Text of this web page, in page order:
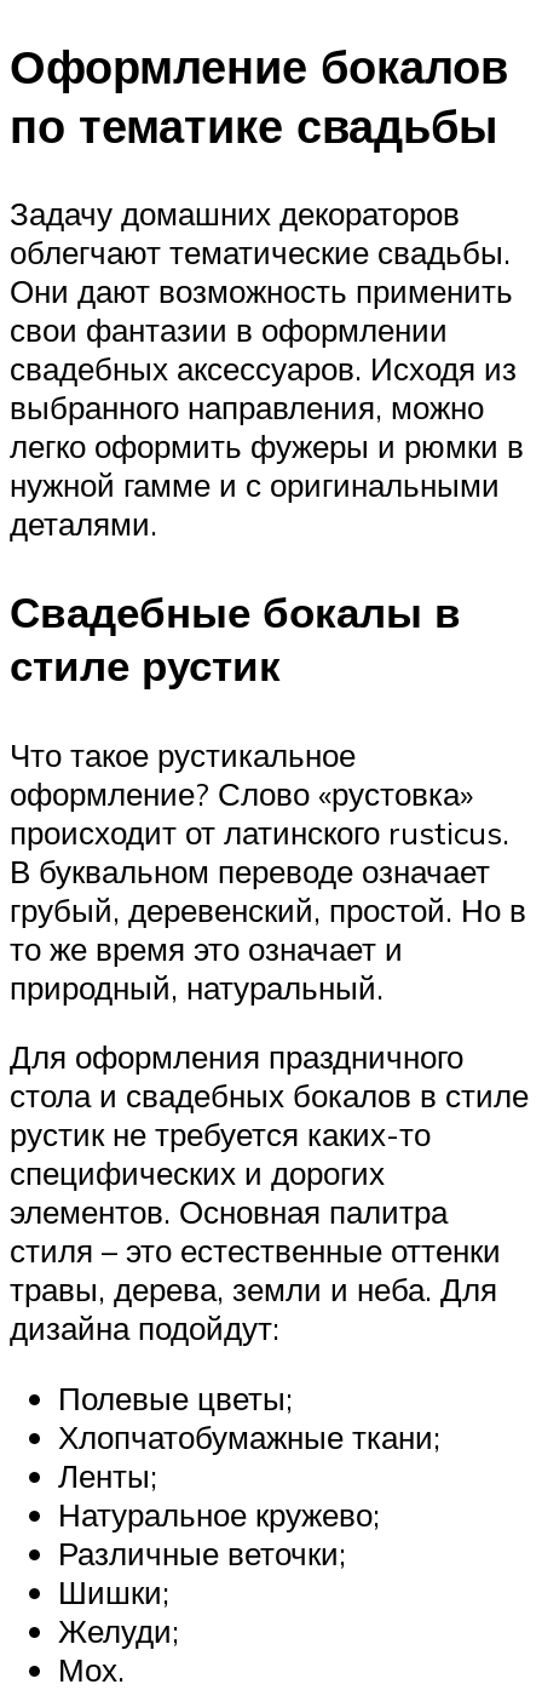
Оформление бокалов
по тематике свадьбы
Задачу домашних декораторов
облегчают тематические свадьбы.
Они дают возможность применить
свои фантазии в оформлении
свадебных аксессуаров. Исходя из
выбранного направления, можно
легко оформить фужеры и рюмки в
нужной гамме и с оригинальными
деталями.
Свадебные бокалы в
стиле рустик
Что такое рустикальное
оформление? Слово «рустовка»
происходит от латинского rusticus.
В буквальном переводе означает
грубый, деревенский, простой. Но в
то же время это означает и
природный, натуральный.
Для оформления праздничного
стола и свадебных бокалов в стиле
рустик не требуется каких-то
специфических и дорогих
элементов. Основная палитра
стиля – это естественные оттенки
травы, дерева, земли и неба. Для
дизайна подойдут:
Полевые цветы;
Хлопчатобумажные ткани;
Ленты;
Натуральное кружево;
Различные веточки;
Шишки;
Желуди;
Мох.